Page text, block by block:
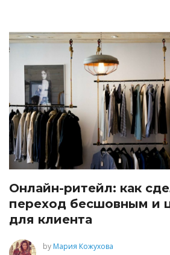
Онлайн-ритейл: как
переход бесшовным и
для клиента
by Мария Кожухова